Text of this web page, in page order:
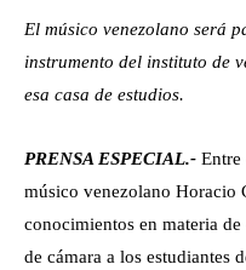
El músico venezolano será
instrumento del instituto de
esa casa de estudios.
PRENSA ESPECIAL.-
músico venezolano Horacio
conocimientos en materia
de cámara a los estudiantes